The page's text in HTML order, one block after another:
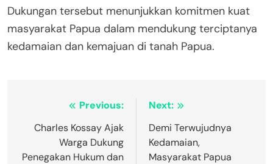
Dukungan tersebut menunjukkan komitmen kuat
masyarakat Papua dalam mendukung terciptanya
kedamaian dan kemajuan di tanah Papua.
navigation
Previous:
Charles Kossay Ajak
Warga Dukung
Penegakan Hukum dan
Next:
Demi Terwujudnya
Kedamaian,
Masyarakat Papua